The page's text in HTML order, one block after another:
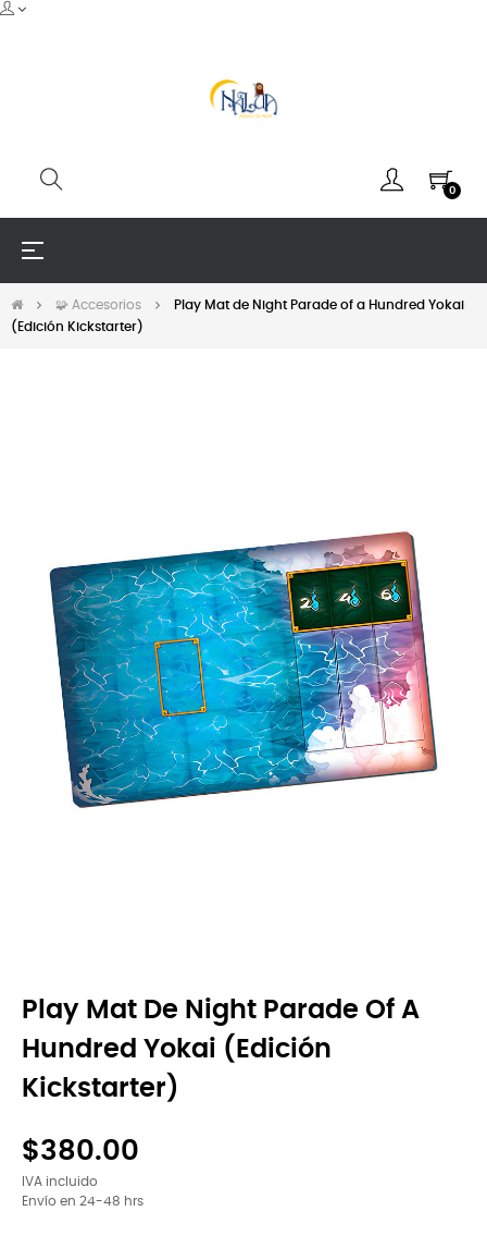
0
Navegación
☰
🧩 Accesorios
Play Mat de Night Parade of a Hundred Yokai
(Edición Kickstarter)
Play Mat De Night Parade Of A
Hundred Yokai (Edición
Kickstarter)
$380.00
IVA incluido
Envío en 24-48 hrs